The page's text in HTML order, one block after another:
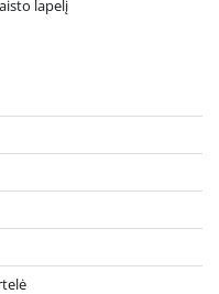
lapelį